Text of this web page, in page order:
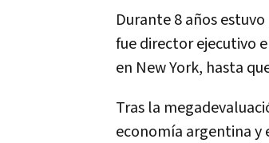
Durante 8 años estuvo
fue director ejecutivo
en New York, hasta
Tras la
economía argentina y